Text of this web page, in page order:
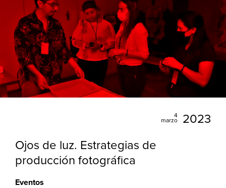
4
marzo
2023
Ojos de luz. Estrategias de
producción fotográfica
Eventos